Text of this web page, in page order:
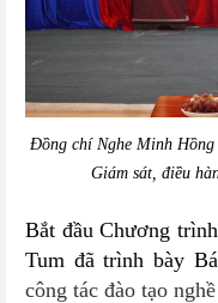
Đồng chí Nghe Minh Hồng
Giám sát, điều
Bắt đầu Chương
Tum đã trình bày
công tác đào tạo